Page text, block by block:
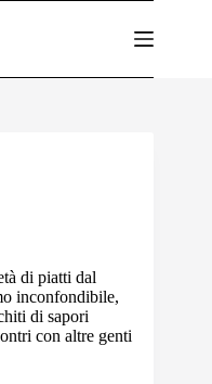
di piatti dal
inconfondibile,
di sapori
con altre genti